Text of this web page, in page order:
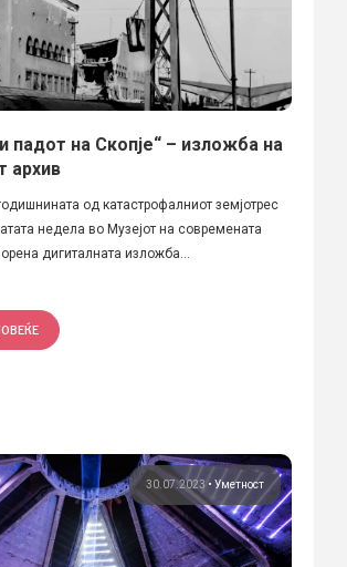
падот на Скопје“ – изложба на
архив
од катастрофалниот земјотрес
недела во Музејот на современата
дигиталната изложба...
30.07.2023• Уметност